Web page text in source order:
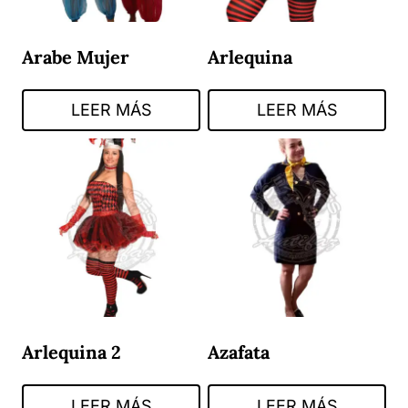
Arabe Mujer
LEER MÁS
Arlequina
LEER MÁS
Arlequina 2 Azafata